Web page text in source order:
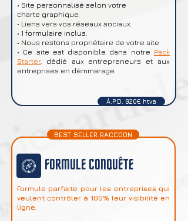
• Site personnalisé selon votre
charte graphique.
• Liens vers vos réseaux sociaux.
• 1 formulaire inclus.
• Nous restons propriétaire de votre site
• Ce site est disponible dans notre Pack
Starter, dédié aux entrepreneurs et aux
entreprises en démmarage.
À.P.D. 920€ htva
FORMULE CONQUÊTE
Formule parfaite pour les entreprises qui
veulent contrôler à 100% leur visibilité en
ligne.
BEST SELLER RACCOON